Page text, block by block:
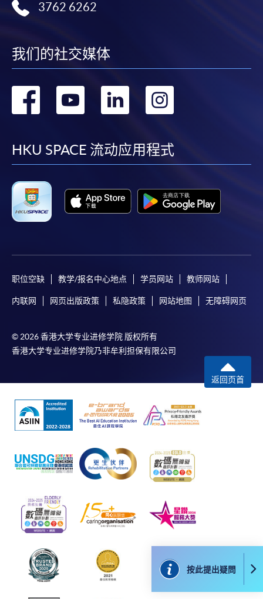
心或以郵遞方式，遞交「通知」及繳交所需費用。
何疑問，請詳閱個別課程資料，或聯絡有關課程負責
人或報名中心。
課程/科目報名注意事項:
Google Chrome瀏覽器。
必須重新開始整個申請程序。
網上報名只支援「提早報讀優惠」。如需享用其他
報讀優惠，請親臨學院的報名中心報名。
統處理上為兩個不同的程序，成功付款並不保證成
快與 閣下聯絡。
申請人應注意，不論親身或網上報讀，相同的課
在網上報名過程中，付款成功後，網頁將顯示付款
確認。另外，確認電子郵件亦會發送到 閣下的電
子郵件帳戶。請保留確定回條作日後查詢用途。
除特殊情況(例如課程因報名人數不足而被取消)及
如須甄選入學，則正式收據並不可作為 閣下已獲
取錄的證明。學院將在截止報名日期後儘快通知申
學費。
免責聲明
本學院為學院開設的其中一些課程提供在線服務的平台。雖然
本學院會力求在有關網頁上刊載的資訊正確和合時，但本學院
卻不能為這些資訊作出任何明確或隱含的保證。本學院尤其不
會保證下列各項：資訊並無侵犯版權，資訊可安全使用、資訊
按此提出疑問
折
3762 6262
我们的社交媒体
转
facebook
转
youtube
转
linkedin
HKU SPACE 流动应用程式
职位空缺 教学/报名中心地点 学员网站 教师网站
内联网 网页出版政策 私隐政策 网站地图 无障碍网页
© 2026 香港大学专业进修学院 版权所有
香港大学专业进修学院乃非牟利担保有限公司
返回页首